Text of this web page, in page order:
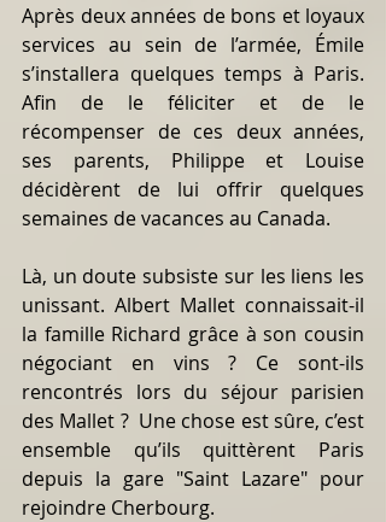
Après deux années de bons et loyaux
services au sein de l’armée, Émile
s’installera quelques temps à Paris.
Afin de le féliciter et de le
récompenser de ces deux années,
ses parents, Philippe et Louise
décidèrent de lui offrir quelques
semaines de vacances au Canada.
Là, un doute subsiste sur les liens les
unissant. Albert Mallet connaissait-il
la famille Richard grâce à son cousin
négociant en vins ? Ce sont-ils
rencontrés lors du séjour parisien
des Mallet ?  Une chose est sûre, c’est
ensemble qu’ils quittèrent Paris
depuis la gare "Saint Lazare" pour
rejoindre Cherbourg.